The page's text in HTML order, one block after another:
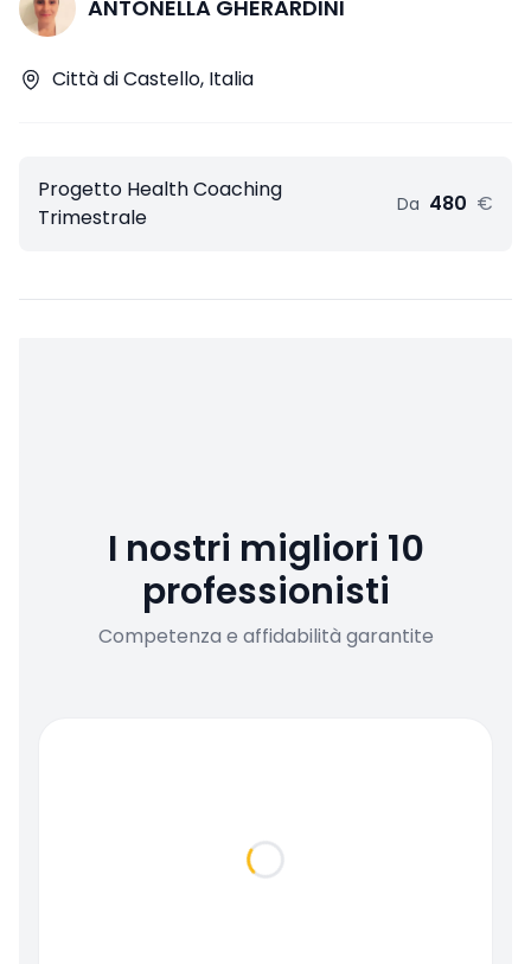
ANTONELLA GHERARDINI
Città di Castello, Italia
Progetto Health Coaching
Trimestrale
Da 480 €
I nostri migliori 10
professionisti
Competenza e affidabilità garantite
Loading...